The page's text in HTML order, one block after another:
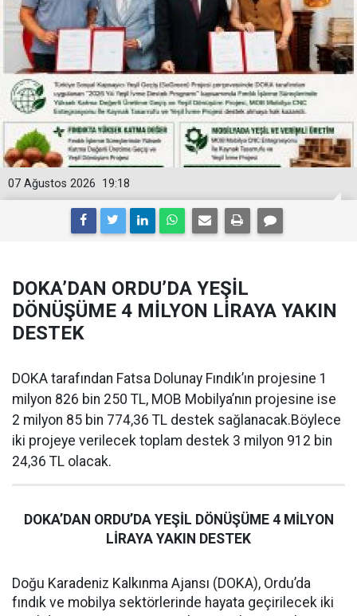
19:18
07 Ağustos 2026
DOKA’DAN ORDU’DA YEŞİL
DÖNÜŞÜME 4 MİLYON LİRAYA YAKIN
DESTEK
DOKA tarafından Fatsa Dolunay Fındık’ın projesine 1
milyon 826 bin 250 TL, MOB Mobilya’nın projesine ise
2 milyon 85 bin 774,36 TL destek sağlanacak.Böylece
iki projeye verilecek toplam destek 3 milyon 912 bin
24,36 TL olacak.
DOKA’DAN ORDU’DA YEŞİL DÖNÜŞÜME 4 MİLYON
LİRAYA YAKIN DESTEK
Doğu Karadeniz Kalkınma Ajansı (DOKA), Ordu’da
fındık ve mobilya sektörlerinde hayata geçirilecek iki